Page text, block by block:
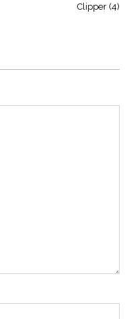
Clipper (4)